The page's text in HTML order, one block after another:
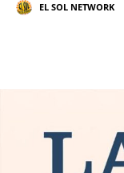
EL SOL NETWORK